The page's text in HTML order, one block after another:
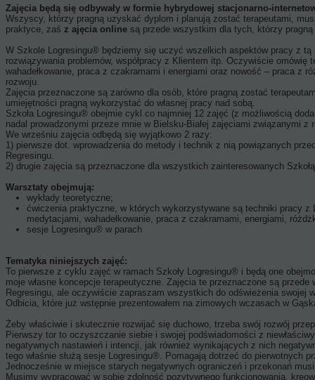
Zajęcia będą się odbywały w formie hybrydowej stacjonarno-
Wszyscy, którzy pragną uzyskać dyplom i planują zostać terapeutami,
praktyce, zaś z ajęcia online są przede wszystkim dla tych, którzy
W Szkole Logresingu® będziemy się uczyć wszelkich aspektów pracy z
rozwiązywania problemów, współpracy z Klientem itp. Oczywiście
wahadełkowanie, praca z czakramami i energiami oraz nowość – praca z
rozwoju.
Zajęcia przeznaczone są zarówno dla osób, które pragną zostać
umiejętności pragną wykorzystać do własnej pracy nad sobą.
Szkoła Logresingu® obejmie cykl co najmniej 12 zajęć (z możliwością
nadal prowadzonymi przeze mnie w Bielsku-Białej zajęciami związanymi z
We wrześniu zajęcia odbędą się wyjątkowo 2 razy:
1) pierwsze dot. wprowadzenia do metody i technik z nią powiązanych
Regresingu.
2) drugie zajęcia są przeznaczone dla wszystkich zainteresowanych
Warsztaty obejmują:
wykłady teoretyczne;
ćwiczenia praktyczne, w których wykorzystywane są techniki pracy
medytacjami, wahadełkowanie, praca z czakramami, energiami,
sesje Logresingu® w parach
Tematyka niniejszych zajęć:
To pierwsze z cyklu zajęć w ramach Szkoły Logresingu® i będą one
moje własne koncepcje terapeutyczne. Zajęcia te przeznaczone są
Regresingu, ale oczywiście zapraszam wszystkich do odświeżenia swojej
Odbicia, które już wstępnie prezentowałem na zimowych wczasach w
Żeby właściwie i skutecznie rozwijać się duchowo, trzeba swój rozwój
Pierwszy tor to oczyszczanie siebie i swojej podświadomości z
negatywnych nastawień i intencji, jak również wynikających z nich
tego właśnie służą sesje Logresingu®. Pomagają dotrzeć do
Jednocześnie w miejsce starych negatywnych ograniczeń i przekonań
Musimy wypracować w sobie zdolność pozytywnego funkcjonowania,